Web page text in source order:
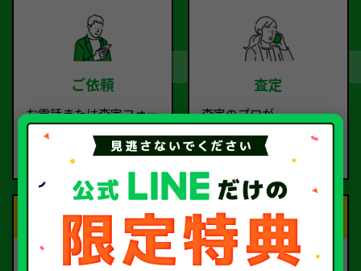
ご依頼
お電話または査定フォー
ムより
ご依頼ください。
査定
査定のプロが
お電話で回答いたしま
す。
Step.3 Step.4